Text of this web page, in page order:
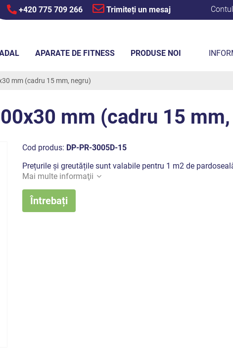
+420 775 709 266 Trimiteți un mesaj
mm (cadru 15 mm, negru)
mm (cadru 15
Cod produs: DP-PR-3005D-15
Prețurile și greutățile sunt valabile pentru 1 m2 de
Mai multe informaţii
Întrebați
APARATE DE FITNESS PRODUSE NOI